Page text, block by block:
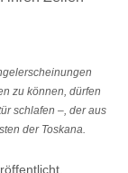
zu können, dürfen
schlafen –, der aus
der Toskana.